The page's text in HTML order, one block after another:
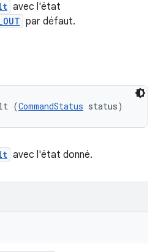
avec l'état
par défaut.
(CommandStatus status)
avec l'état donné.